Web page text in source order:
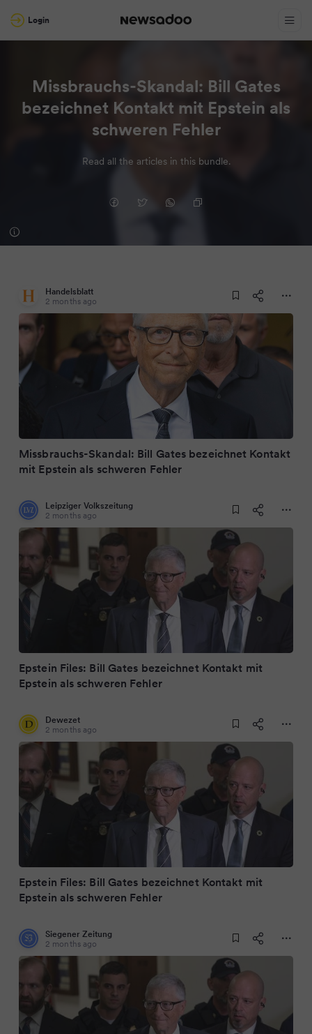
Login
Missbrauchs-Skandal: Bill Gates
bezeichnet Kontakt mit Epstein als
schweren Fehler
Read all the articles in this bundle.
Handelsblatt
2 months ago
Missbrauchs-Skandal: Bill Gates bezeichnet Kontakt
mit Epstein als schweren Fehler
Leipziger Volkszeitung
2 months ago
Epstein Files: Bill Gates bezeichnet Kontakt mit
Epstein als schweren Fehler
Dewezet
2 months ago
Epstein Files: Bill Gates bezeichnet Kontakt mit
Epstein als schweren Fehler
Siegener Zeitung
2 months ago